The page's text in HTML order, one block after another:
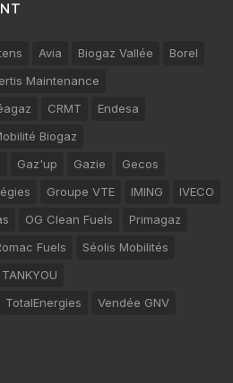
Avia Biogaz Vallée
Borel
Maintenance
CRMT
Endesa
Biogaz
Gaz'up Gazie
Gecos
Groupe VTE IMING
IVECO
OG Clean Fuels
Primagaz
Fuels
Séolis Mobilités
TANKYOU
TotalEnergies Vendée GNV